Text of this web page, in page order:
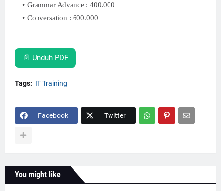
Grammar Advance : 400.000
Conversation : 600.000
📄 Unduh PDF
Tags: IT Training
Facebook Twitter
You might like